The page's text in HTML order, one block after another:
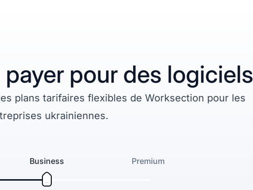
pour des logiciels
plans tarifaires flexibles de Worksection pour les
ukrainiennes.
Business
Premium